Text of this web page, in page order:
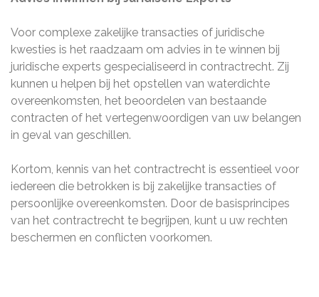
Voor complexe zakelijke transacties of juridische
kwesties is het raadzaam om advies in te winnen bij
juridische experts gespecialiseerd in contractrecht. Zij
kunnen u helpen bij het opstellen van waterdichte
overeenkomsten, het beoordelen van bestaande
contracten of het vertegenwoordigen van uw belangen
in geval van geschillen.
Kortom, kennis van het contractrecht is essentieel voor
iedereen die betrokken is bij zakelijke transacties of
persoonlijke overeenkomsten. Door de basisprincipes
van het contractrecht te begrijpen, kunt u uw rechten
beschermen en conflicten voorkomen.